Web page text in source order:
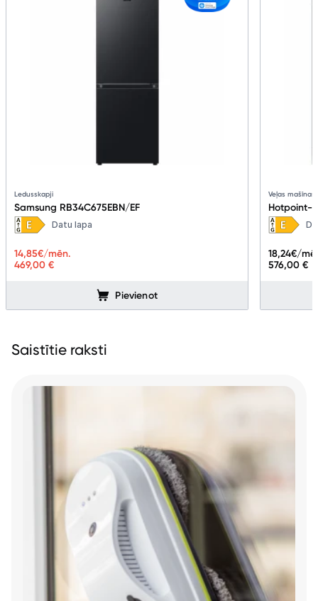
Ledusskapji
Samsung RB34C675EBN/EF
Datu lapa
469,00 €
14,85€/mēn.
Pievienot
Veļas mašīnas
Hotpoint-
576,00 €
18,24€/
Saistītie raksti